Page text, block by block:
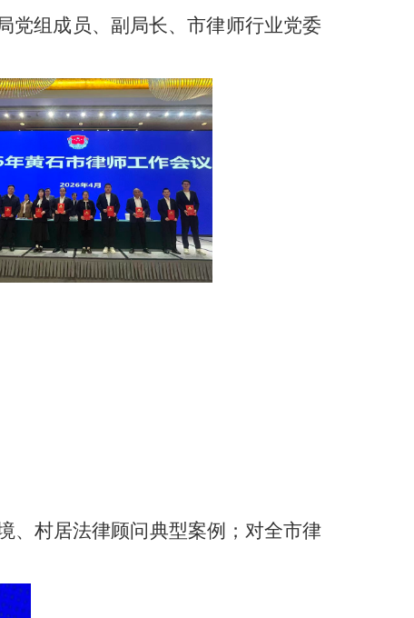
党组成员、副局长、市律师行业党委
、村居法律顾问典型案例；对全市律